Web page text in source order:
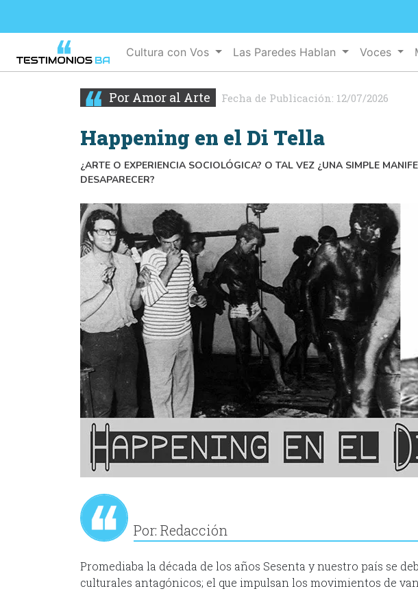
Cultura con Vos Las Paredes Hablan Voces
Por Amor al Arte Fecha de Publicación: 12/07/2026
Happening en el Di Tella
¿ARTE O EXPERIENCIA SOCIOLÓGICA? O TAL VEZ ¿UNA SIMPLE
DESAPARECER?
Por: Redacción
Promediaba la década de los años Sesenta y nuestro país se
culturales antagónicos; el que impulsan los movimientos de